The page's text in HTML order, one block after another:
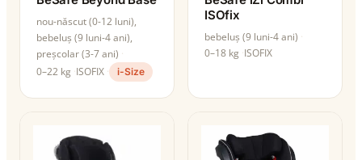
nou-născut (0-12 luni),
bebeluș (9 luni-4 ani),
preșcolar (3-7 ani)
0–22 kg ISOFIX i-Size
ISOfix
bebeluș (9 luni-4 ani)
0–18 kg ISOFIX